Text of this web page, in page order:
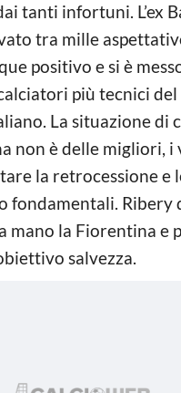
tanti infortuni. L’ex
tra mille
positivo e si è
più tecnici del
La situazione di
non è delle migliori, i
la retrocessione e
fondamentali. Ribery
mano la Fiorentina e
salvezza.